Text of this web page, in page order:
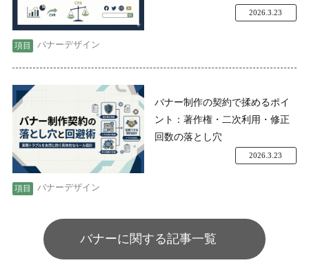
バナーデザイン
2026.3.23
バナー制作の契約で揉めるポイ
ント：著作権・二次利用・修正
回数の落とし穴
バナーデザイン
2026.3.23
バナーに関する記事一覧